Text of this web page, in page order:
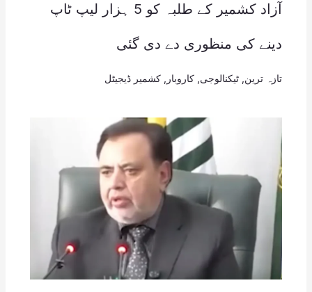
آزاد کشمیر کے طلبہ کو 5 ہزار لیپ ٹاپ
دینے کی منظوری دے دی گئی
تازہ ترین ٹیکنالوجی کاروبار کشمیر ڈیجیٹل